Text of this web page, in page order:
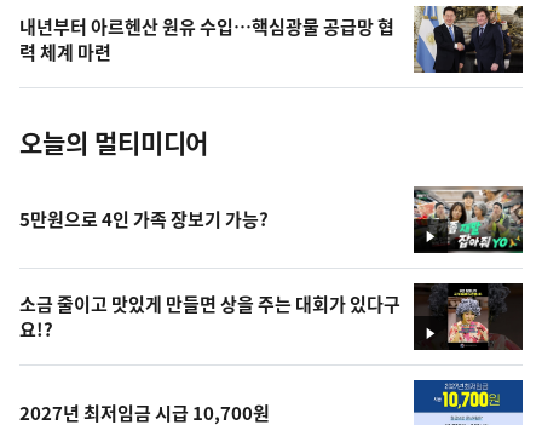
의
사
진
내년부터 아르헨산 원유 수입…핵심광물 공급망 협
력 체계 마련
오늘의 멀티미디어
영
상
5만원으로 4인 가족 장보기 가능?
영
상
소금 줄이고 맛있게 만들면 상을 주는 대회가 있다구
요!?
2027년 최저임금 시급 10,700원